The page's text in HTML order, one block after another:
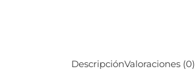
DescripciónValoraciones (0)